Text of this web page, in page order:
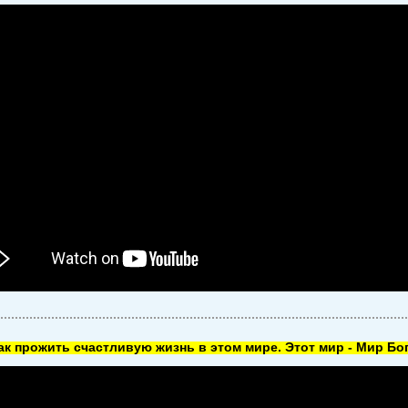
прожить счастливую жизнь в этом мире. Этот мир - Мир